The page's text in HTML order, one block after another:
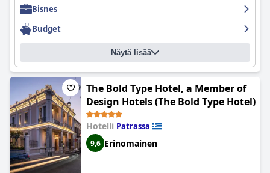
vilkkaan paikan yöelämälle, mutta jotkut vieraat varoittavat
melutasosta. Kaiken kaikkiaan
vaihtoehto budjettimatkailijoille, jotka haluavat yöpyä
keskeisellä paikalla, josta on helppo pääsy kaikkialle.
Bisnes
Budget
Näytä lisää
The Bold Type Hotel, a Member of
Design Hotels (The Bold Type Hotel)
Hotelli Patrassa
9,6 Erinomainen